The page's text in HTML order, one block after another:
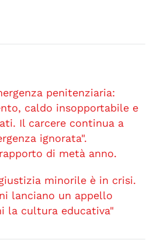
penitenziaria:
caldo insopportabile e
Il carcere continua a
ignorata".
di metà anno.
minorile è in crisi.
lanciano un appello
la cultura educativa"